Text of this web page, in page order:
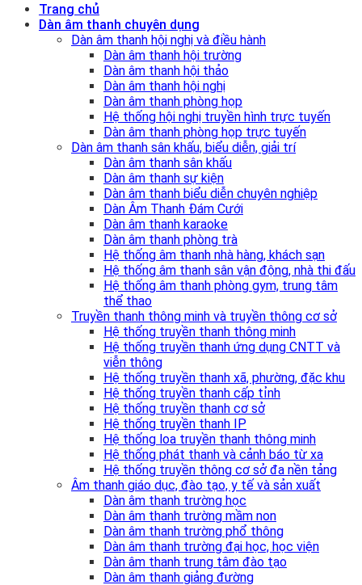
Trang chủ
Dàn âm thanh chuyên dụng
Dàn âm thanh hội nghị và điều hành
Dàn âm thanh hội trường
Dàn âm thanh hội thảo
Dàn âm thanh hội nghị
Dàn âm thanh phòng họp
Hệ thống hội nghị truyền hình trực tuyến
Dàn âm thanh phòng họp trực tuyến
Dàn âm thanh sân khấu, biểu diễn, giải trí
Dàn âm thanh sân khấu
Dàn âm thanh sự kiện
Dàn âm thanh biểu diễn chuyên nghiệp
Dàn Âm Thanh Đám Cưới
Dàn âm thanh karaoke
Dàn âm thanh phòng trà
Hệ thống âm thanh nhà hàng, khách sạn
Hệ thống âm thanh sân vận động, nhà thi đấu
Hệ thống âm thanh phòng gym, trung tâm
thể thao
Truyền thanh thông minh và truyền thông cơ sở
Hệ thống truyền thanh thông minh
Hệ thống truyền thanh ứng dụng CNTT và
viễn thông
Hệ thống truyền thanh xã, phường, đặc khu
Hệ thống truyền thanh cấp tỉnh
Hệ thống truyền thanh cơ sở
Hệ thống truyền thanh IP
Hệ thống loa truyền thanh thông minh
Hệ thống phát thanh và cảnh báo từ xa
Hệ thống truyền thông cơ sở đa nền tảng
Âm thanh giáo dục, đào tạo, y tế và sản xuất
Dàn âm thanh trường học
Dàn âm thanh trường mầm non
Dàn âm thanh trường phổ thông
Dàn âm thanh trường đại học, học viện
Dàn âm thanh trung tâm đào tạo
Dàn âm thanh giảng đường